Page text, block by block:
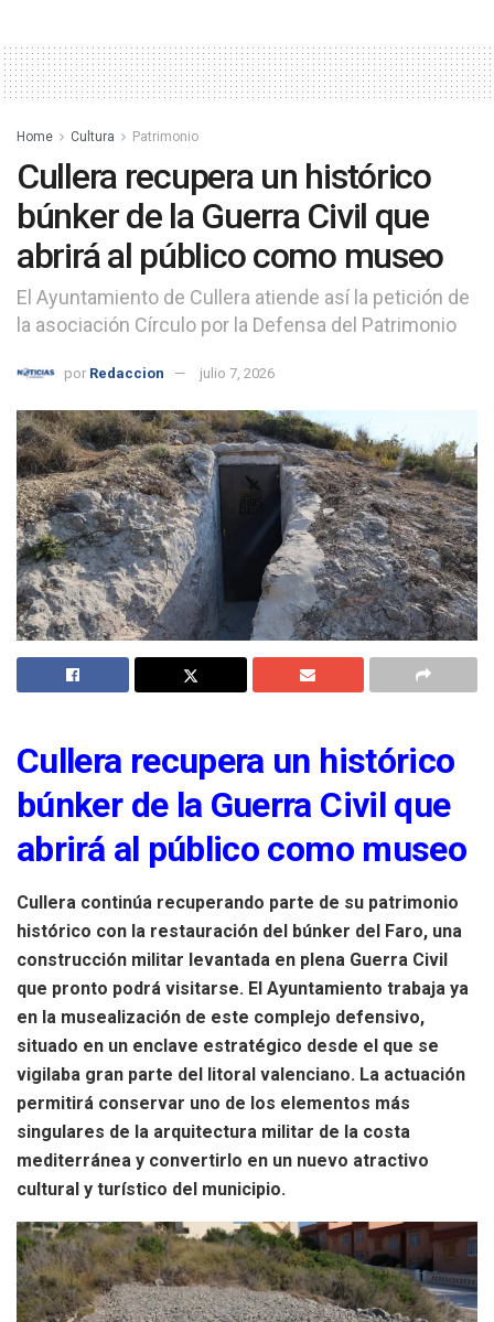
Home Cultura Patrimonio
Cullera recupera un histórico
búnker de la Guerra Civil que
abrirá al público como museo
El Ayuntamiento de Cullera atiende así la petición de
la asociación Círculo por la Defensa del Patrimonio
por Redaccion julio 7, 2026
Cullera recupera un histórico
búnker de la Guerra Civil que
abrirá al público como museo
Cullera continúa recuperando parte de su patrimonio
histórico con la restauración del búnker del Faro, una
construcción militar levantada en plena Guerra Civil
que pronto podrá visitarse. El Ayuntamiento trabaja ya
en la musealización de este complejo defensivo,
situado en un enclave estratégico desde el que se
vigilaba gran parte del litoral valenciano. La actuación
permitirá conservar uno de los elementos más
singulares de la arquitectura militar de la costa
mediterránea y convertirlo en un nuevo atractivo
cultural y turístico del municipio.